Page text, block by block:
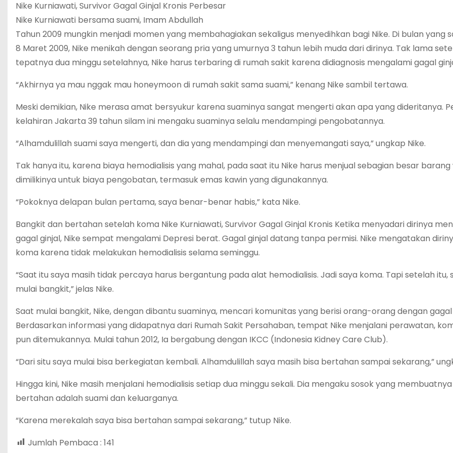
Nike Kurniawati, Survivor Gagal Ginjal Kronis Perbesar
Nike Kurniawati bersama suami, Imam Abdullah
Tahun 2009 mungkin menjadi momen yang membahagiakan sekaligus menyedihkan bagi Nike. Di bulan yang
8 Maret 2009, Nike menikah dengan seorang pria yang umurnya 3 tahun lebih muda dari dirinya. Tak lama
tepatnya dua minggu setelahnya, Nike harus terbaring di rumah sakit karena didiagnosis mengalami gagal
“Akhirnya ya mau nggak mau honeymoon di rumah sakit sama suami,” kenang Nike sambil tertawa.
Meski demikian, Nike merasa amat bersyukur karena suaminya sangat mengerti akan apa yang dideritanya.
kelahiran Jakarta 39 tahun silam ini mengaku suaminya selalu mendampingi pengobatannya.
“Alhamdulillah suami saya mengerti, dan dia yang mendampingi dan menyemangati saya,” ungkap Nike.
Tak hanya itu, karena biaya hemodialisis yang mahal, pada saat itu Nike harus menjual sebagian besar barang
dimilikinya untuk biaya pengobatan, termasuk emas kawin yang digunakannya.
“Pokoknya delapan bulan pertama, saya benar-benar habis,” kata Nike.
Bangkit dan bertahan setelah koma Nike Kurniawati, Survivor Gagal Ginjal Kronis Ketika menyadari dirinya
gagal ginjal, Nike sempat mengalami Depresi berat. Gagal ginjal datang tanpa permisi. Nike mengatakan
koma karena tidak melakukan hemodialisis selama seminggu.
“Saat itu saya masih tidak percaya harus bergantung pada alat hemodialisis. Jadi saya koma. Tapi setelah itu,
mulai bangkit,” jelas Nike.
Saat mulai bangkit, Nike, dengan dibantu suaminya, mencari komunitas yang berisi orang-orang dengan gagal
Berdasarkan informasi yang didapatnya dari Rumah Sakit Persahaban, tempat Nike menjalani perawatan,
pun ditemukannya. Mulai tahun 2012, Ia bergabung dengan IKCC (Indonesia Kidney Care Club).
“Dari situ saya mulai bisa berkegiatan kembali. Alhamdulillah saya masih bisa bertahan sampai sekarang,”
Hingga kini, Nike masih menjalani hemodialisis setiap dua minggu sekali. Dia mengaku sosok yang
bertahan adalah suami dan keluarganya.
“Karena merekalah saya bisa bertahan sampai sekarang,” tutup Nike.
Jumlah Pembaca : 141